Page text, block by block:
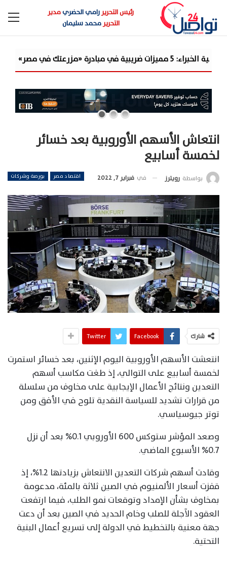
رئيس التحريررامي الحضريمدير
التحريرمحمد سليمان
«مرصد
انتعاش الأسهم الأوروبية بعد خسائر
لخمسة أسابيع
اقتصاد مصر بورصة وشركات بواسطة رويترز في فبراير 7, 2022
شارك Facebook
Twitter
انتعشت الأسهم الأوروبية اليوم الإثنين، بعد خسائر استمرت
لخمسة أسابيع على التوالي، إذ طغت مكاسب أسهم
التعدين ونتائج الأعمال الإيجابية على مخاوف من سلسلة
من قرارات تشديد للسياسة النقدية تلوح في الأفق ومن
توتر جيوسياسي.
وصعد المؤشر ستوكس 600 الأوروبي 0.1% بعد أن نزل
0.7% الأسبوع الماضي.
وقادت أسهم شركات التعدين الانتعاش بزيادتها 1.2%، إذ
قفزت أسعار الألمنيوم في الصين ثلاثة بالمئة، مدعومة
بمخاوف بشأن الإمداد وتوقعات نمو الطلب، فيما ارتفعت
العقود الآجلة للصلب وخام الحديد في الصين بعد أن دعت
جهة معنية بالتخطيط في الدولة إلى تسريع أعمال البنية
التحتية.